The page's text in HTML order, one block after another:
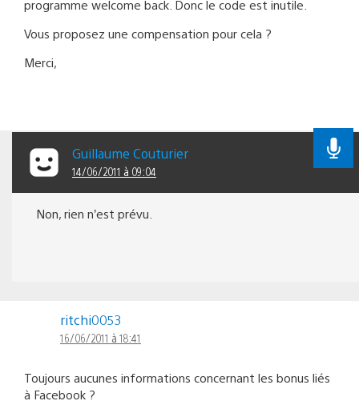
programme welcome back. Donc le code est inutile.
Vous proposez une compensation pour cela ?
Merci,
Guillaume Couturier
14/06/2011 à 09:04
Non, rien n’est prévu.
ritchi0053
16/06/2011 à 18:41
Toujours aucunes informations concernant les bonus liés
à Facebook ?